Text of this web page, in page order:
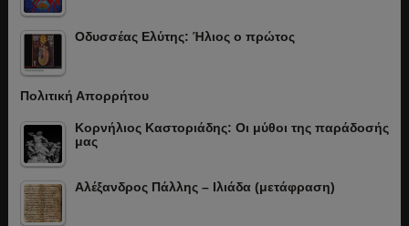
Οδυσσέας Ελύτης: Ήλιος ο πρώτος
Πολιτική Απορρήτου
Κορνήλιος Καστοριάδης: Οι μύθοι της παράδοσής
μας
Αλέξανδρος Πάλλης – Ιλιάδα (μετάφραση)